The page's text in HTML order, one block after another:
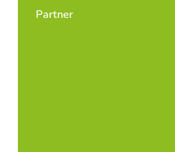
Partner